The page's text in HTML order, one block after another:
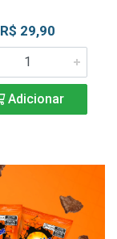
R$ 29,90
Adicionar